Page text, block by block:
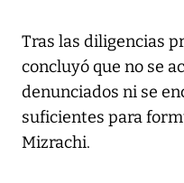
Tras las diligencias
concluyó que no se
denunciados ni se
suficientes para
Mizrachi.